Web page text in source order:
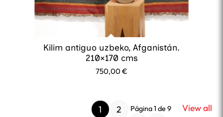
Kilim antiguo uzbeko, Afganistán.
210×170 cms
750,00€
Página 1 de 9
1
2
View all